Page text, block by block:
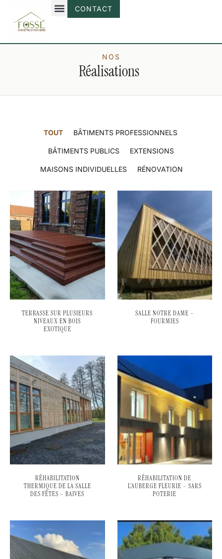
CONTACT
NOS
Réalisations
TOUT BÂTIMENTS PROFESSIONNELS
BÂTIMENTS PUBLICS EXTENSIONS
MAISONS INDIVIDUELLES RÉNOVATION
TERRASSE SUR PLUSIEURS
NIVEAUX EN BOIS
EXOTIQUE
SALLE NOTRE DAME –
FOURMIES
RÉHABILITATION
THERMIQUE DE LA SALLE
DES FÊTES – BAIVES
RÉHABILITATION DE
L’AUBERGE FLEURIE – SARS
POTERIE